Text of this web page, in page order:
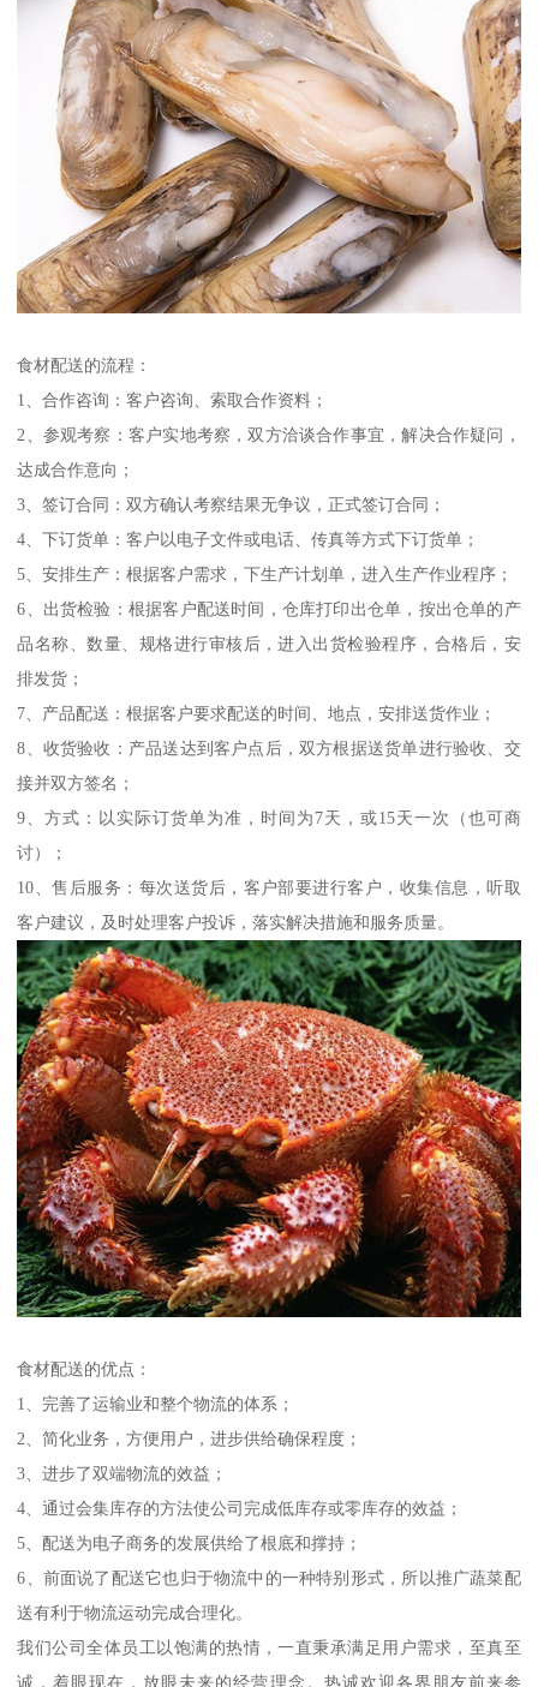
食材配送的流程：
1、合作咨询：客户咨询、索取合作资料；
2、参观考察：客户实地考察，双方洽谈合作事宜，解决合作疑问，
达成合作意向；
3、签订合同：双方确认考察结果无争议，正式签订合同；
4、下订货单：客户以电子文件或电话、传真等方式下订货单；
5、安排生产：根据客户需求，下生产计划单，进入生产作业程序；
6、出货检验：根据客户配送时间，仓库打印出仓单，按出仓单的产
品名称、数量、规格进行审核后，进入出货检验程序，合格后，安
排发货；
7、产品配送：根据客户要求配送的时间、地点，安排送货作业；
8、收货验收：产品送达到客户点后，双方根据送货单进行验收、交
接并双方签名；
9、方式：以实际订货单为准，时间为7天，或15天一次（也可商
讨）；
10、售后服务：每次送货后，客户部要进行客户，收集信息，听取
客户建议，及时处理客户投诉，落实解决措施和服务质量。
食材配送的优点：
1、完善了运输业和整个物流的体系；
2、简化业务，方便用户，进步供给确保程度；
3、进步了双端物流的效益；
4、通过会集库存的方法使公司完成低库存或零库存的效益；
5、配送为电子商务的发展供给了根底和撑持；
6、前面说了配送它也归于物流中的一种特别形式，所以推广蔬菜配
送有利于物流运动完成合理化。
我们公司全体员工以饱满的热情，一直秉承满足用户需求，至真至
诚，着眼现在，放眼未来的经营理念。热诚欢迎各界朋友前来参